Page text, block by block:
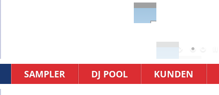
SAMPLER DJ POOL KUNDEN